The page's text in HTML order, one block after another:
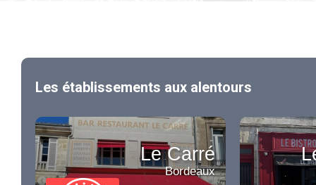
Les établissements aux alentours
Le Carré
Bordeaux